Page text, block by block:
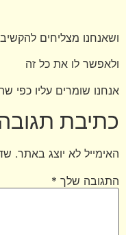
ושאנחנו מצליחים
ולאפשר לו את כל זה
אנחנו שומרים עליו כפי
כתיבת
האימייל לא יוצג באתר.
התגובה שלך *